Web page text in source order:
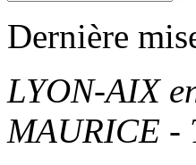
Dernière
LYON-AIX
MAURICE -